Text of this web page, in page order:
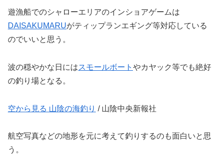
遊漁船でのシャローエリアのインショアゲームは
DAISAKUMARUがティップランエギング等対応している
のでいいと思う。
波の穏やかな日にはスモールボート やカヤック等でも絶好
の釣り場となる。
空から見る 山陰の海釣り / 山陰中央新報社
航空写真などの地形を元に考えて釣りするのも面白いと思
う。